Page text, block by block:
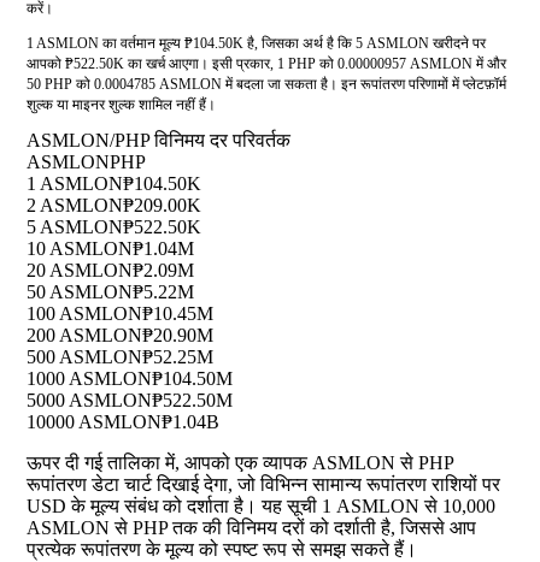
करें।
1 ASMLON का वर्तमान मूल्य ₱104.50K है, जिसका अर्थ है कि 5 ASMLON खरीदने पर
आपको ₱522.50K का खर्च आएगा। इसी प्रकार, 1 PHP को 0.00000957 ASMLON में और
50 PHP को 0.0004785 ASMLON में बदला जा सकता है। इन रूपांतरण परिणामों में प्लेटफ़ॉर्म
शुल्क या माइनर शुल्क शामिल नहीं हैं।
ASMLON/PHP विनिमय दर परिवर्तक
ASMLONPHP
1 ASMLON₱104.50K
2 ASMLON₱209.00K
5 ASMLON₱522.50K
10 ASMLON₱1.04M
20 ASMLON₱2.09M
50 ASMLON₱5.22M
100 ASMLON₱10.45M
200 ASMLON₱20.90M
500 ASMLON₱52.25M
1000 ASMLON₱104.50M
5000 ASMLON₱522.50M
10000 ASMLON₱1.04B
ऊपर दी गई तालिका में, आपको एक व्यापक ASMLON से PHP
रूपांतरण डेटा चार्ट दिखाई देगा, जो विभिन्न सामान्य रूपांतरण राशियों पर
USD के मूल्य संबंध को दर्शाता है। यह सूची 1 ASMLON से 10,000
ASMLON से PHP तक की विनिमय दरों को दर्शाती है, जिससे आप
प्रत्येक रूपांतरण के मूल्य को स्पष्ट रूप से समझ सकते हैं।